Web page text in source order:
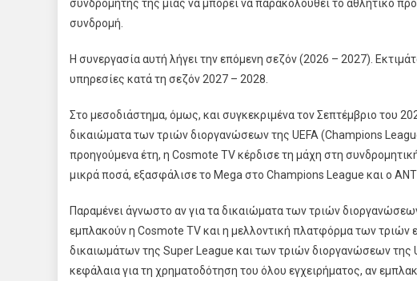
συνδρομητής της μιας να μπορεί να παρακολουθεί το αθλητικό
συνδρομή.
Η συνεργασία αυτή λήγει την επόμενη σεζόν (2026 – 2027).
υπηρεσίες κατά τη σεζόν 2027 – 2028.
Στο μεσοδιάστημα, όμως, και συγκεκριμένα τον Σεπτέμβριο του
δικαιώματα των τριών διοργανώσεων της UEFA (Champions
προηγούμενα έτη, η Cosmote TV κέρδισε τη μάχη στη
μικρά ποσά, εξασφάλισε το Mega στο Champions League και ο
Παραμένει άγνωστο αν για τα δικαιώματα των τριών
εμπλακούν η Cosmote TV και η μελλοντική πλατφόρμα των τριών
δικαιωμάτων της Super League και των τριών διοργανώσεων της
κεφάλαια για τη χρηματοδότηση του όλου εγχειρήματος, αν